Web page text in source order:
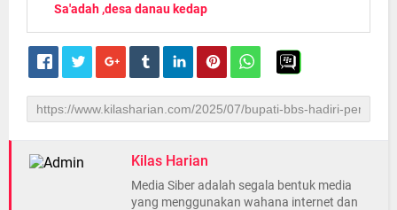
Sa'adah ,desa danau kedap
Kilas Harian
Media Siber adalah segala bentuk media
yang menggunakan wahana internet dan